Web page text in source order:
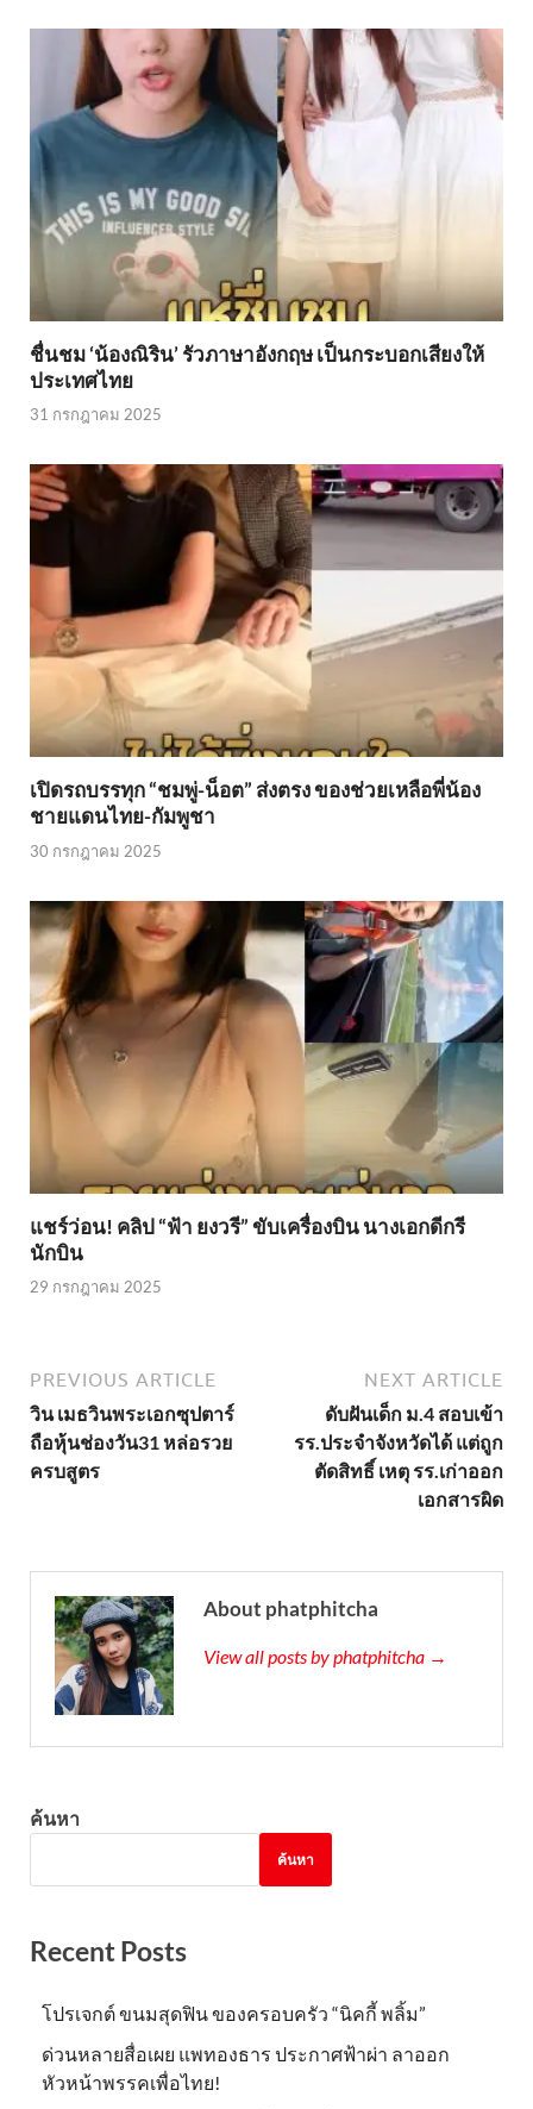
ชื่นชม ‘น้องณิริน’ รัวภาษาอังกฤษ เป็นกระบอกเสียงให้
ประเทศไทย
31 กรกฎาคม 2025
เปิดรถบรรทุก “ชมพู่-น็อต” ส่งตรง ของช่วยเหลือพี่น้อง
ชายแดนไทย-กัมพูชา
30 กรกฎาคม 2025
แชร์ว่อน! คลิป “ฟ้า ยงวรี” ขับเครื่องบิน นางเอกดีกรี
นักบิน
29 กรกฎาคม 2025
PREVIOUS ARTICLE
วิน เมธวินพระเอกซุปตาร์
ถือหุ้นช่องวัน31 หล่อรวย
ครบสูตร
NEXT ARTICLE
ดับฝันเด็ก ม.4 สอบเข้า
รร.ประจำจังหวัดได้ แต่ถูก
ตัดสิทธิ์ เหตุ รร.เก่าออก
เอกสารผิด
About phatphitcha
View all posts by phatphitcha →
ค้นหา
ค้นหา
Recent Posts
โปรเจกต์ ขนมสุดฟิน ของครอบครัว “นิคกี้ พลิ้ม”
ด่วนหลายสื่อเผย แพทองธาร ประกาศฟ้าผ่า ลาออก
หัวหน้าพรรคเพื่อไทย!